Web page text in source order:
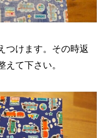
つけます。その時返
えて下さい。